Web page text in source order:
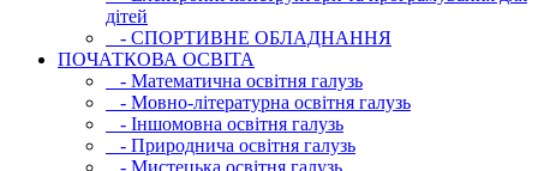
дітей
- СПОРТИВНЕ ОБЛАДНАННЯ
ПОЧАТКОВА ОСВIТА
- Математична освітня галузь
- Мовно-літературна освітня галузь
- Iншомовна освітня галузь
- Природнича освітня галузь